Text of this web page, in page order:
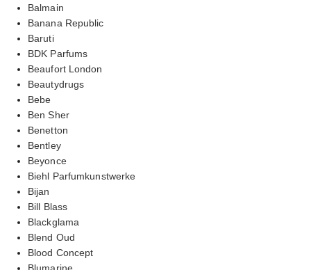
Balmain
Banana Republic
Baruti
BDK Parfums
Beaufort London
Beautydrugs
Bebe
Ben Sher
Benetton
Bentley
Beyonce
Biehl Parfumkunstwerke
Bijan
Bill Blass
Blackglama
Blend Oud
Blood Concept
Blumarine